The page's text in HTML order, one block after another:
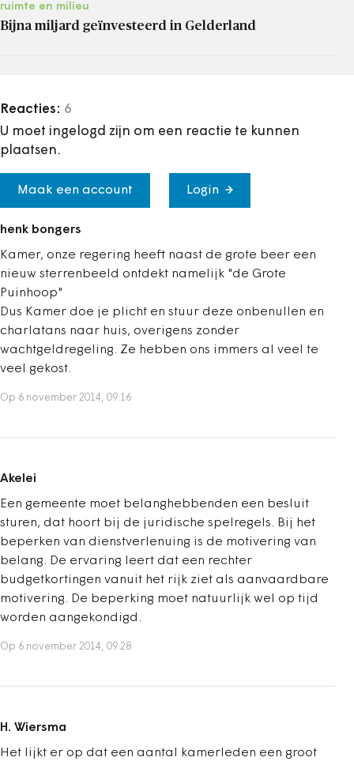
ruimte en milieu
Bijna miljard geïnvesteerd in Gelderland
Reacties: 6
U moet ingelogd zijn om een reactie te kunnen
plaatsen.
Maak een account Login
henk bongers
Kamer, onze regering heeft naast de grote beer een
nieuw sterrenbeeld ontdekt namelijk "de Grote
Puinhoop"
Dus Kamer doe je plicht en stuur deze onbenullen en
charlatans naar huis, overigens zonder
wachtgeldregeling. Ze hebben ons immers al veel te
veel gekost.
Op 6 november 2014, 09:16
Akelei
Een gemeente moet belanghebbenden een besluit
sturen, dat hoort bij de juridische spelregels. Bij het
beperken van dienstverlenuing is de motivering van
belang. De ervaring leert dat een rechter
budgetkortingen vanuit het rijk ziet als aanvaardbare
motivering. De beperking moet natuurlijk wel op tijd
worden aangekondigd.
Op 6 november 2014, 09:28
H. Wiersma
Het lijkt er op dat een aantal kamerleden een groot